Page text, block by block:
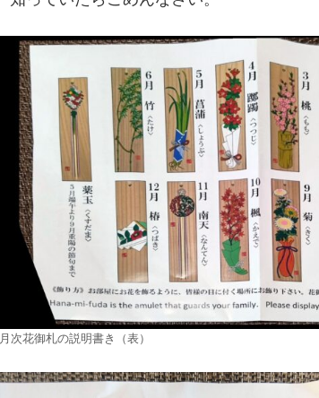
月次花御札の説明書き（表）